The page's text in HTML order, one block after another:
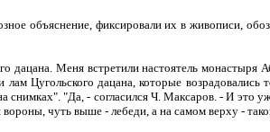
объяснение, фиксировали их в живописи,
дацана. Меня встретили настоятель
лам Цугольского дацана, которые
"Да, - согласился Ч. Максаров. - И это
чуть выше - лебеди, а на самом верху -